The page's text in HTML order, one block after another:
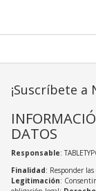
¡Suscríbete
DATOS
Responsable:
Finalidad: Responder
Legitimación: